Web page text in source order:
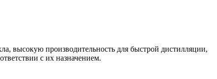
высокую производительность для быстрой дистилляции,
с их назначением.